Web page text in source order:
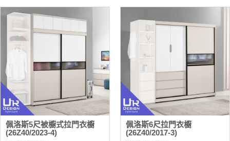
佩洛斯5尺被櫥式拉門衣櫥
(26Z40/2023-4)
佩洛斯6尺拉門衣櫥
(26Z40/2017-3)